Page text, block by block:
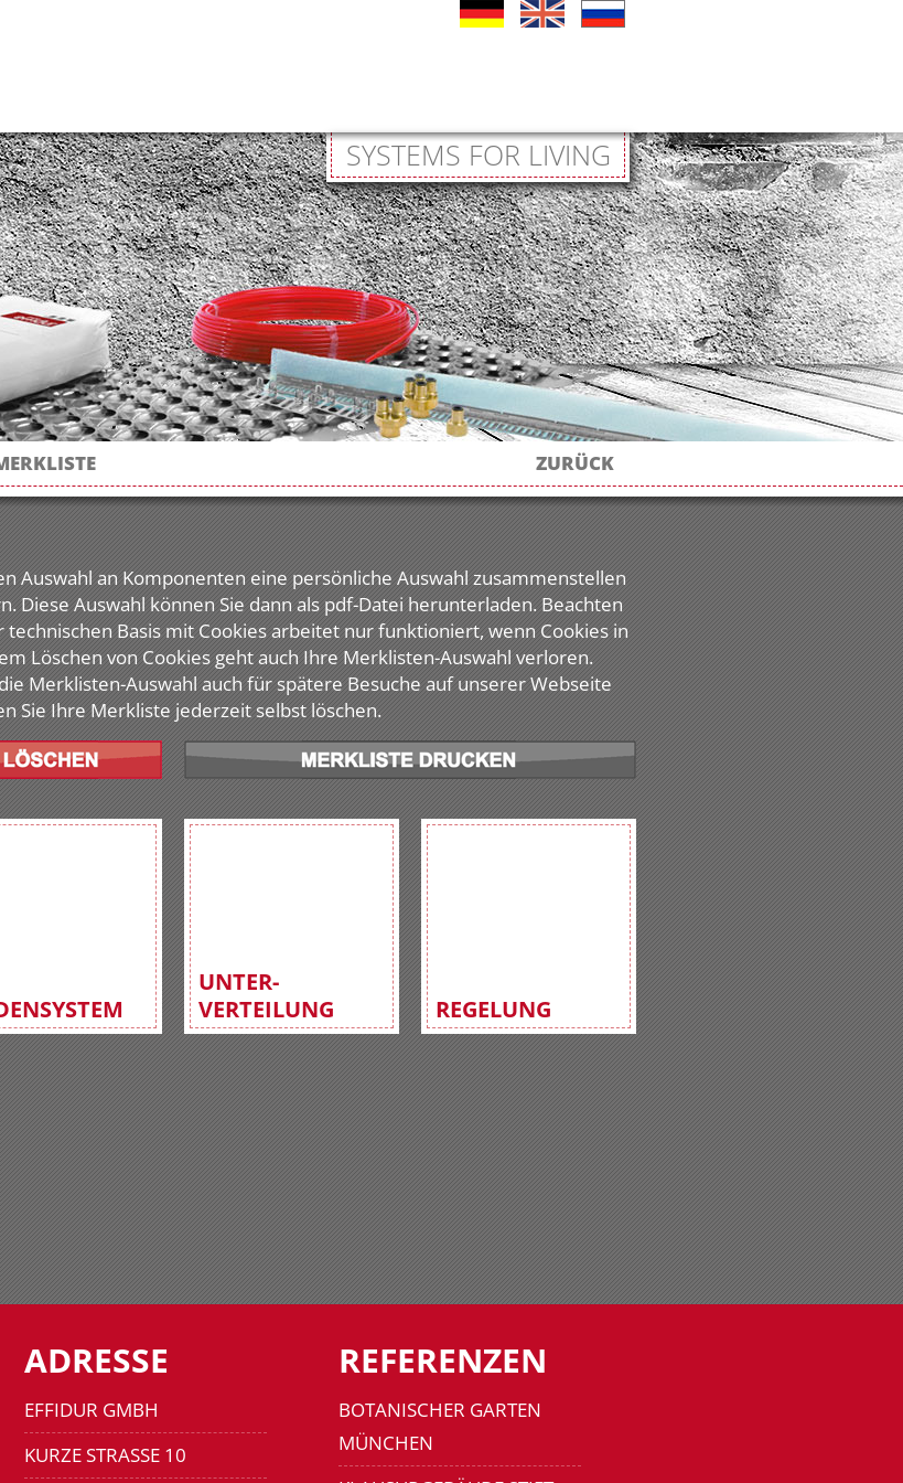
SYSTEMS FOR LIVING
ZURÜCK
Auswahl an Komponenten eine persönliche Auswahl zusammenstellen
Diese Auswahl können Sie dann als pdf-Datei herunterladen. Beachten
Basis mit Cookies arbeitet nur funktioniert, wenn Cookies in
Löschen von Cookies geht auch Ihre Merklisten-Auswahl verloren.
Merklisten-Auswahl auch für spätere Besuche auf unserer Webseite
Sie Ihre Merkliste jederzeit selbst löschen.
UNTER-
VERTEILUNG
REGELUNG
ADRESSE
EFFIDUR GMBH
KURZE STRASSE 10
REFERENZEN
BOTANISCHER GARTEN
MÜNCHEN